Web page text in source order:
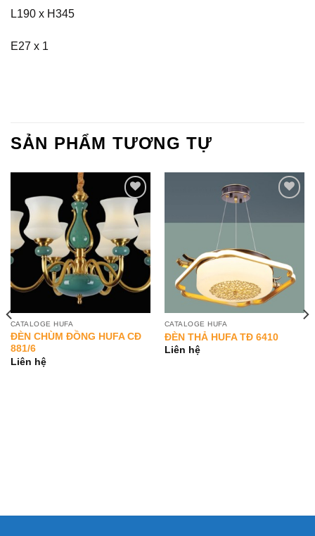
L190 x H345
E27 x 1
SẢN PHẨM TƯƠNG TỰ
Add to
Wishlist
CATALOGE HUFA
ĐÈN CHÙM ĐỒNG HUFA CĐ
881/6
Liên hệ
CATALOGE HUFA
ĐÈN THẢ HUFA TĐ 6410
Liên hệ